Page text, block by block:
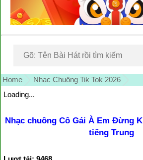
Home
Nhạc Chuông Tik Tok 2026
Loading...
Nhạc chuông Cô Gái À Em Đừng
tiếng Trung